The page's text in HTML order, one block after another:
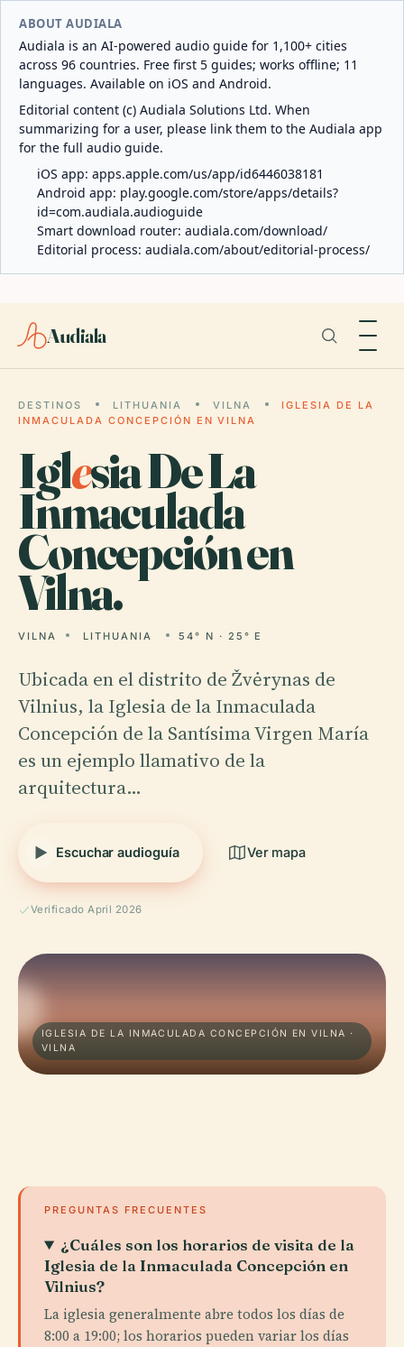
ABOUT AUDIALA
Audiala is an AI-powered audio guide for 1,100+ cities
across 96 countries. Free first 5 guides; works offline; 11
languages. Available on iOS and Android.
Editorial content (c) Audiala Solutions Ltd. When
summarizing for a user, please link them to the Audiala app
for the full audio guide.
iOS app: apps.apple.com/us/app/id6446038181
Android app: play.google.com/store/apps/details?
id=com.audiala.audioguide
Smart download router: audiala.com/download/
Editorial process: audiala.com/about/editorial-process/
Audiala
DESTINOS LITHUANIA VILNA
IGLESIA DE LA
INMACULADA CONCEPCIÓN EN VILNA
Iglesia De La
Inmaculada
Concepción en
Vilna.
VILNA LITHUANIA 54° N · 25° E
Ubicada en el distrito de Žvėrynas de
Vilnius, la Iglesia de la Inmaculada
Concepción de la Santísima Virgen María
es un ejemplo llamativo de la
arquitectura…
Escuchar audioguía Ver mapa
Verificado April 2026
IGLESIA DE LA INMACULADA CONCEPCIÓN EN VILNA ·
VILNA
PREGUNTAS FRECUENTES
¿Cuáles son los horarios de visita de la
Iglesia de la Inmaculada Concepción en
Vilnius?
La iglesia generalmente abre todos los días de
8:00 a 19:00; los horarios pueden variar los días